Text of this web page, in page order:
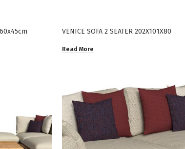
VENICE SOFA 2 SEATER 202X101X80
Read More